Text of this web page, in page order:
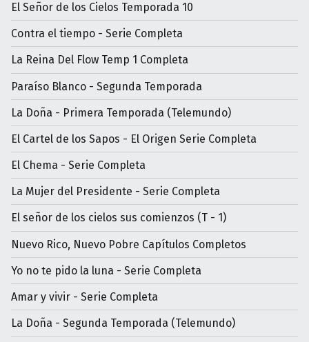
El Señor de los Cielos Temporada 10
Contra el tiempo - Serie Completa
La Reina Del Flow Temp 1 Completa
Paraíso Blanco - Segunda Temporada
La Doña - Primera Temporada (Telemundo)
El Cartel de los Sapos - El Origen Serie Completa
El Chema - Serie Completa
La Mujer del Presidente - Serie Completa
El señor de los cielos sus comienzos (T - 1)
Nuevo Rico, Nuevo Pobre Capítulos Completos
Yo no te pido la luna - Serie Completa
Amar y vivir - Serie Completa
La Doña - Segunda Temporada (Telemundo)